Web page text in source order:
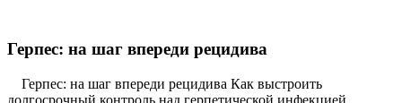
Герпес: на шаг впереди рецидива
Герпес: на шаг впереди рецидива Как выстроить